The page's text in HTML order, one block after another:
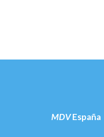
MDVEspaña